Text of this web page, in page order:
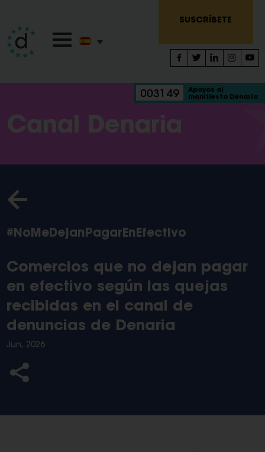
SUSCRÍBETE
003149
Apoyos al
manifiesto Denaria
Canal Denaria
#NoMeDejanPagarEnEfectivo
Comercios que no dejan pagar
en efectivo según las quejas
recibidas en el canal de
denuncias de Denaria
Jun, 2026